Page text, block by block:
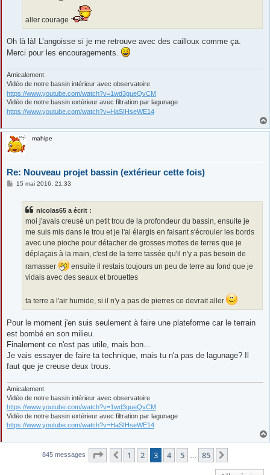
aller courage
Oh là là! L’angoisse si je me retrouve avec des cailloux comme ça.
Merci pour les encouragements.
Amicalement.
Vidéo de notre bassin intérieur avec observatoire
https://www.youtube.com/watch?v=1wd3gueQvCM
Vidéo de notre bassin extérieur avec filtration par lagunage
https://www.youtube.com/watch?v=HaSIHseWE14
mahipe
Re: Nouveau projet bassin (extérieur cette fois)
M15 mai 2016, 21:33
nicolas65 a écrit :
moi j'avais creusé un petit trou de la profondeur du bassin, ensuite je
me suis mis dans le trou et je l'ai élargis en faisant s'écrouler les bords
avec une pioche pour détacher de grosses mottes de terres que je
déplaçais à la main, c'est de la terre tassée qu'il n'y a pas besoin de
ramasser
ensuite il restais toujours un peu de terre au fond que je
vidais avec des seaux et brouettes
ta terre a l'air humide, si il n'y a pas de pierres ce devrait aller
Pour le moment j'en suis seulement à faire une plateforme car le terrain
est bombé en son milieu.
Finalement ce n'est pas utile, mais bon...
Je vais essayer de faire ta technique, mais tu n'a pas de lagunage? Il
faut que je creuse deux trous.
Amicalement.
Vidéo de notre bassin intérieur avec observatoire
https://www.youtube.com/watch?v=1wd3gueQvCM
Vidéo de notre bassin extérieur avec filtration par lagunage
https://www.youtube.com/watch?v=HaSIHseWE14
845 messages Page sur85
Précédente
1 2 3 4 5 85